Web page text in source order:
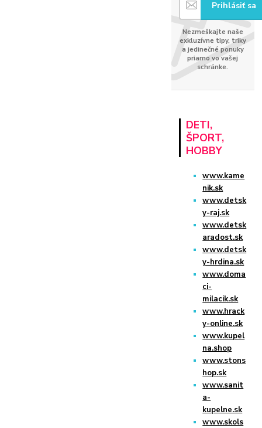
Prihlásiť sa
Nezmeškajte naše
exkluzívne tipy, triky
a jedinečné ponuky
priamo vo vašej
schránke.
DETI,
ŠPORT,
HOBBY
www.kame
nik.sk
www.detsk
y-raj.sk
www.detsk
aradost.sk
www.detsk
y-hrdina.sk
www.doma
ci-
milacik.sk
www.hrack
y-online.sk
www.kupel
na.shop
www.stons
hop.sk
www.sanit
a-
kupelne.sk
www.skols